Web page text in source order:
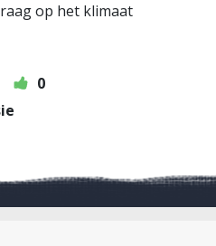
op het klimaat
0